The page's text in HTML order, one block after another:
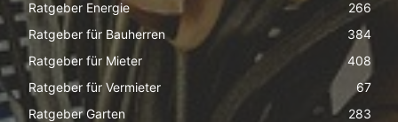
Ratgeber Energie
266
Ratgeber für Bauherren
384
Ratgeber für Mieter
408
Ratgeber für Vermieter
67
Ratgeber Garten
283